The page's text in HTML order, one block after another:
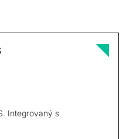
Integrovaný s